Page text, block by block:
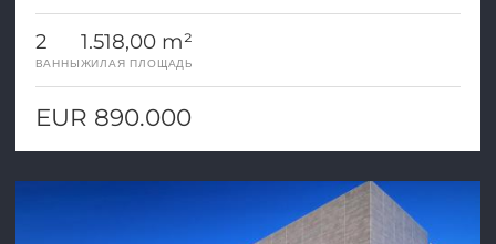
2
ВАННЫ
1.518,00 m²
ЖИЛАЯ ПЛОЩАДЬ
EUR 890.000